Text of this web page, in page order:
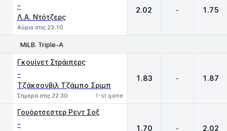
-
Λ.Α. Ντότζερς
Αύριο στις 23:10
2.02 - 1.75
MiLB. Triple-A
Γκουίνετ Στράιπερς
-
Τζάκσονβιλ Τζάμπο Σριμπ
Σήμερα στις 22:30 1-st game
1.83 - 1.87
Γουόρτσεστερ Ρεντ Σοξ
- 1.70 - 2.02